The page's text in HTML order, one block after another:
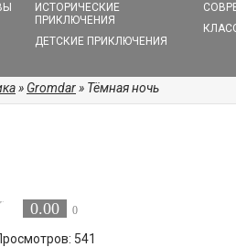
ИСТОРИЧЕСКИЕ
ПРИКЛЮЧЕНИЯ
ДЕТСКИЕ ПРИКЛЮЧЕНИЯ
» Gromdar» Тёмная ночь
0.00 0
541